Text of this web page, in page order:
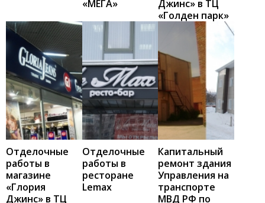
«МЕГА»
Джинс» в ТЦ
«Голден парк»
Отделочные
работы в
магазине
«Глория
Джинс» в ТЦ
Отделочные
работы в
ресторане
Lemax
Капитальный
ремонт здания
Управления на
транспорте
МВД РФ по